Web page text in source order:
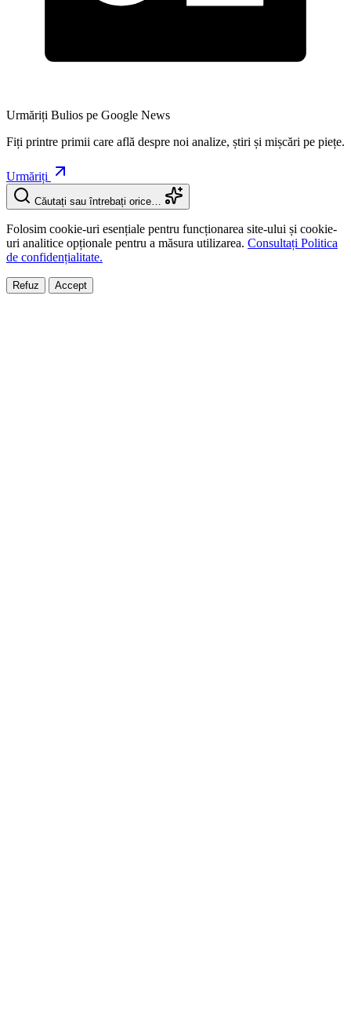
Urmăriți Bulios pe Google News
Fiți printre primii care află despre noi analize, știri și mișcări pe piețe.
Urmăriți
Căutați sau întrebați orice…
Folosim cookie-uri esențiale pentru funcționarea site-ului și cookie-
uri analitice opționale pentru a măsura utilizarea. Consultați Politica
de confidențialitate.
Refuz Accept